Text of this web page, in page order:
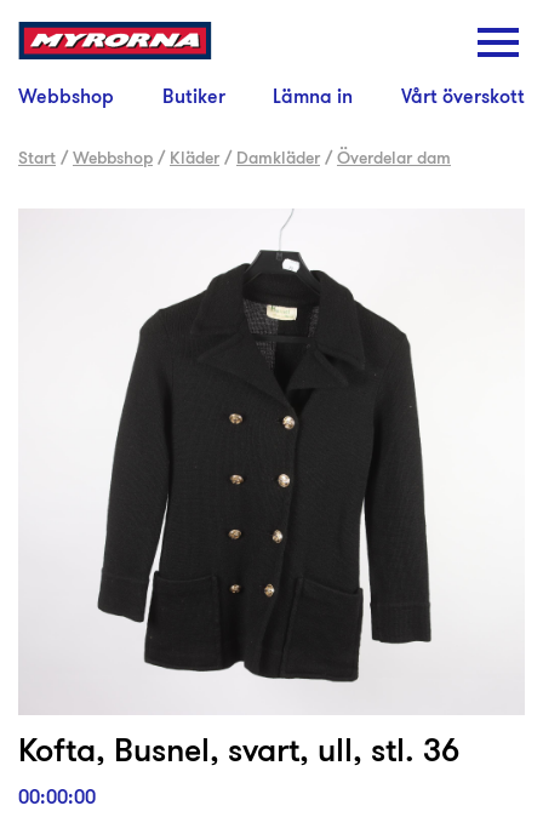
Webbshop Butiker Lämna in Vårt överskott
Start /Webbshop / Kläder / Damkläder /Överdelar dam
Kofta, Busnel, svart, ull, stl. 36
00:00:00